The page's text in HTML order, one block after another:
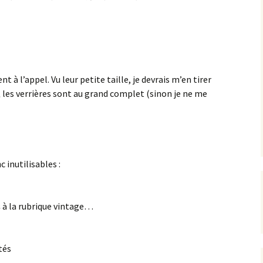
à l’appel. Vu leur petite taille, je devrais m’en tirer
les verrières sont au grand complet (sinon je ne me
inutilisables :
à la rubrique vintage…